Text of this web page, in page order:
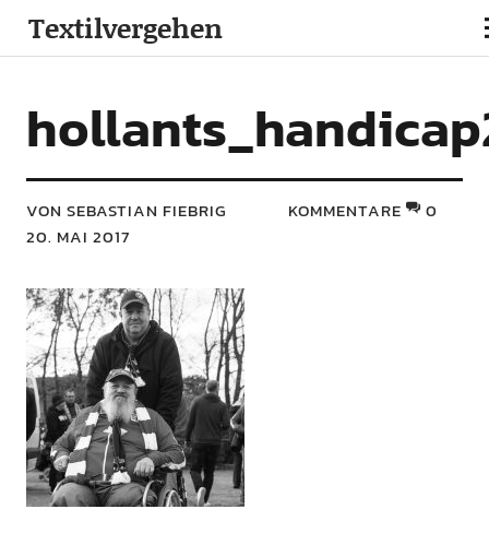
Textilvergehen
VON SEBASTIAN FIEBRIG
20. MAI 2017
KOMMENTARE 0